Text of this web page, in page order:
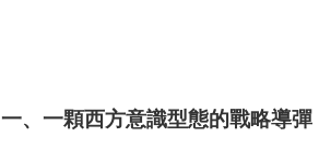
一、一顆西方意識型態的戰略導彈